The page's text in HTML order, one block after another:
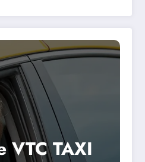
VTC TAXI